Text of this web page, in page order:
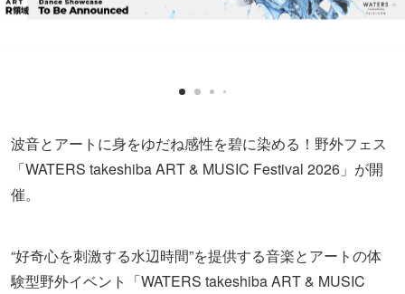
波音とアートに身をゆだね感性を碧に染める！野外フェス
「WATERS takeshiba ART & MUSIC Festival 2026」が開
催。
“好奇心を刺激する水辺時間”を提供する音楽とアートの体
験型野外イベント「WATERS takeshiba ART & MUSIC